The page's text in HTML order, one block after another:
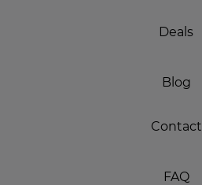
Deals
Blog
Contact
FAQ